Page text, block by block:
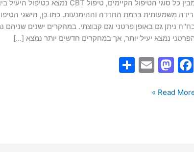
משמעותית ברמת החרדה וההימנעות. כמו כן, הישגי
ניתן גם באופן פרטני וגם קבוצתי. במחקרים ישנים שניהם
נמצא יעיל יותר, אך במחקרים חדשים יותר נמצא […]
F
c
M
st
E
Read More